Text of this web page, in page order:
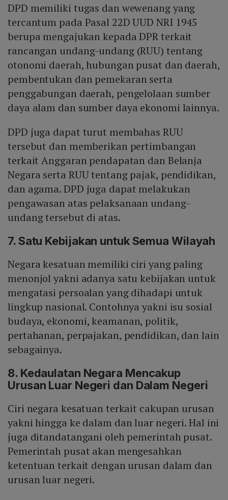
DPD memiliki tugas dan wewenang yang
tercantum pada Pasal 22D UUD NRI 1945
berupa mengajukan kepada DPR terkait
rancangan undang-undang (RUU) tentang
otonomi daerah, hubungan pusat dan daerah,
pembentukan dan pemekaran serta
penggabungan daerah, pengelolaan sumber
daya alam dan sumber daya ekonomi lainnya.
DPD juga dapat turut membahas RUU
tersebut dan memberikan pertimbangan
terkait Anggaran pendapatan dan Belanja
Negara serta RUU tentang pajak, pendidikan,
dan agama. DPD juga dapat melakukan
pengawasan atas pelaksanaan undang-
undang tersebut di atas.
7. Satu Kebijakan untuk Semua Wilayah
Negara kesatuan memiliki ciri yang paling
menonjol yakni adanya satu kebijakan untuk
mengatasi persoalan yang dihadapi untuk
lingkup nasional. Contohnya yakni isu sosial
budaya, ekonomi, keamanan, politik,
pertahanan, perpajakan, pendidikan, dan lain
sebagainya.
8. Kedaulatan Negara Mencakup
Urusan Luar Negeri dan Dalam Negeri
Ciri negara kesatuan terkait cakupan urusan
yakni hingga ke dalam dan luar negeri. Hal ini
juga ditandatangani oleh pemerintah pusat.
Pemerintah pusat akan mengesahkan
ketentuan terkait dengan urusan dalam dan
urusan luar negeri.